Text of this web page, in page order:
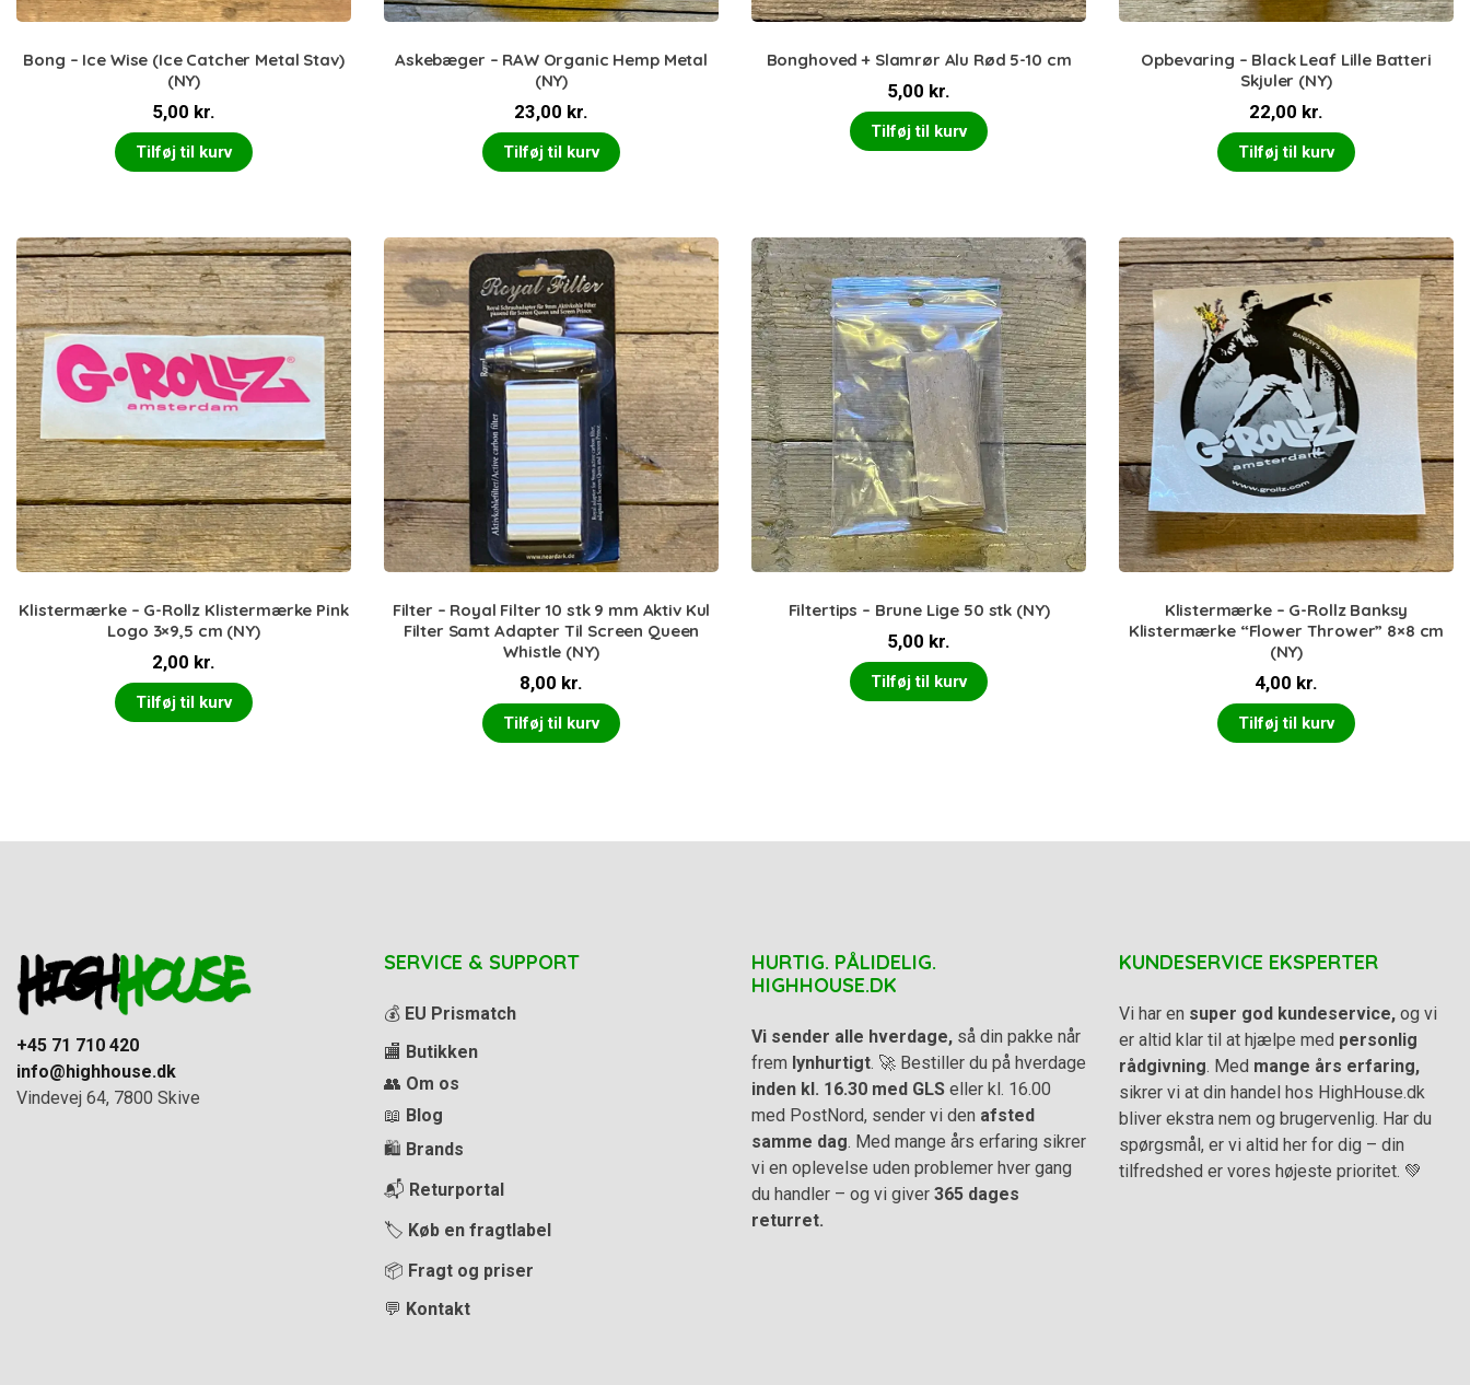
Bong – Ice Wise (Ice Catcher Metal Stav)
(NY)
5,00 kr.
Tilføj til kurv
Askebæger – RAW Organic Hemp Metal
(NY)
23,00 kr.
Tilføj til kurv
Bonghoved + Slamrør Alu Rød 5-10 cm
5,00 kr.
Tilføj til kurv
Opbevaring – Black Leaf Lille Batteri
Skjuler (NY)
22,00 kr.
Tilføj til kurv
Klistermærke – G-Rollz Klistermærke Pink
Logo 3×9,5 cm (NY)
2,00 kr.
Tilføj til kurv
Filter – Royal Filter 10 stk 9 mm Aktiv Kul
Filter Samt Adapter Til Screen Queen
Whistle (NY)
8,00 kr.
Tilføj til kurv
Filtertips – Brune Lige 50 stk (NY)
5,00 kr.
Tilføj til kurv
Klistermærke – G-Rollz Banksy
Klistermærke “Flower Thrower” 8×8 cm
(NY)
4,00 kr.
Tilføj til kurv
+45 71 710 420
info@highhouse.dk
Vindevej 64, 7800 Skive
SERVICE & SUPPORT
💰 EU Prismatch
🏬 Butikken
👥 Om os
📖 Blog
🛍️ Brands
📬 Returportal
🏷️ Køb en fragtlabel
📦 Fragt og priser
💬 Kontakt
HURTIG. PÅLIDELIG.
HIGHHOUSE.DK
Vi sender alle hverdage, så din pakke når
frem lynhurtigt. 🚀 Bestiller du på hverdage
inden kl. 16.30 med GLS eller kl. 16.00
med PostNord, sender vi den afsted
samme dag. Med mange års erfaring sikrer
vi en oplevelse uden problemer hver gang
du handler – og vi giver 365 dages
returret.
KUNDESERVICE EKSPERTER
Vi har en super god kundeservice, og vi
er altid klar til at hjælpe med personlig
rådgivning. Med mange års erfaring,
sikrer vi at din handel hos HighHouse.dk
bliver ekstra nem og brugervenlig. Har du
spørgsmål, er vi altid her for dig – din
tilfredshed er vores højeste prioritet. 💚